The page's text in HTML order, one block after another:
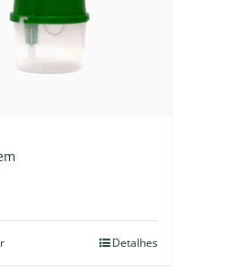
Detalhes